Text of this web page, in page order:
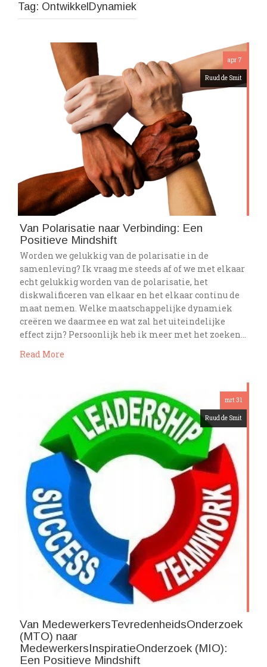
Tag: OntwikkelDynamiek
apr 7
Ruud de Smit
Van Polarisatie naar Verbinding: Een
Positieve Mindshift
Worden we gelukkig van de polarisatie in de
samenleving? Ik vraag me steeds af of we met elkaar
echt gelukkig worden van de polarisatie, het
diskwalificeren van elkaar en het elkaar continu de
maat nemen. Welke maatschappelijke dynamiek
creëren we daarmee en wat zal het uiteindelijke
effect zijn? Persoonlijk heb ik meer met het zoeken…
Read More
mrt 31
Ruud de Smit
Van MedewerkersTevredenheidsOnderzoek
(MTO) naar
MedewerkersInspiratieOnderzoek (MIO):
Een Positieve Mindshift